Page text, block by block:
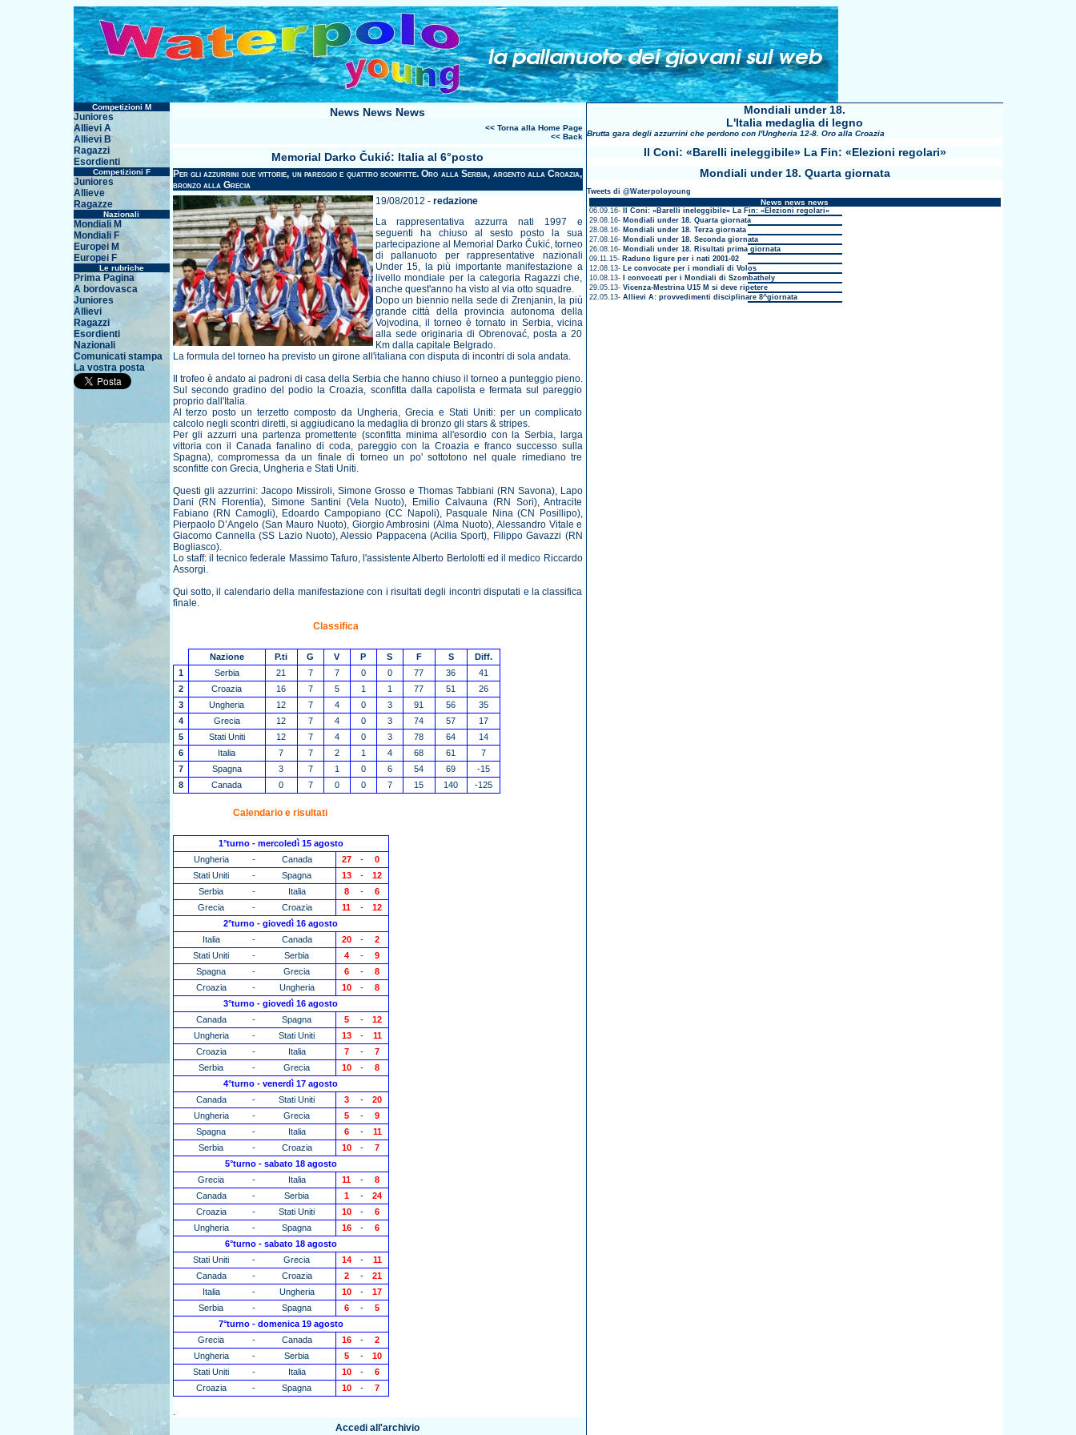
Competizioni M
Juniores
Allievi A
Allievi B
Ragazzi
Esordienti
Competizioni F
Juniores
Allieve
Ragazze
Nazionali
Mondiali M
Mondiali F
Europei M
Europei F
Le rubriche
Prima Pagina
A bordovasca
Juniores
Allievi
Ragazzi
Esordienti
Nazionali
Comunicati stampa
La vostra posta
News News News
<< Torna alla Home Page
<< Back
Memorial Darko Čukić: Italia al 6°posto
Per gli azzurrini due vittorie, un pareggio e quattro sconfitte. Oro alla Serbia, argento alla Croazia,
bronzo alla Grecia
19/08/2012 - redazione
La rappresentativa azzurra nati 1997 e
seguenti ha chiuso al sesto posto la sua
partecipazione al Memorial Darko Čukić, torneo
di pallanuoto per rappresentative nazionali
Under 15, la più importante manifestazione a
livello mondiale per la categoria Ragazzi che,
anche quest'anno ha visto al via otto squadre.
Dopo un biennio nella sede di Zrenjanin, la più
grande città della provincia autonoma della
Vojvodina, il torneo è tornato in Serbia, vicina
alla sede originaria di Obrenovać, posta a 20
Km dalla capitale Belgrado.
La formula del torneo ha previsto un girone all'italiana con disputa di incontri di sola andata.
Il trofeo è andato ai padroni di casa della Serbia che hanno chiuso il torneo a punteggio pieno.
Sul secondo gradino del podio la Croazia, sconfitta dalla capolista e fermata sul pareggio
proprio dall'Italia.
Al terzo posto un terzetto composto da Ungheria, Grecia e Stati Uniti: per un complicato
calcolo negli scontri diretti, si aggiudicano la medaglia di bronzo gli stars & stripes.
Per gli azzurri una partenza promettente (sconfitta minima all'esordio con la Serbia, larga
vittoria con il Canada fanalino di coda, pareggio con la Croazia e franco successo sulla
Spagna), compromessa da un finale di torneo un po' sottotono nel quale rimediano tre
sconfitte con Grecia, Ungheria e Stati Uniti.
Questi gli azzurrini: Jacopo Missiroli, Simone Grosso e Thomas Tabbiani (RN Savona), Lapo
Dani (RN Florentia), Simone Santini (Vela Nuoto), Emilio Calvauna (RN Sori), Antracite
Fabiano (RN Camogli), Edoardo Campopiano (CC Napoli), Pasquale Nina (CN Posillipo),
Pierpaolo D’Angelo (San Mauro Nuoto), Giorgio Ambrosini (Alma Nuoto), Alessandro Vitale e
Giacomo Cannella (SS Lazio Nuoto), Alessio Pappacena (Acilia Sport), Filippo Gavazzi (RN
Bogliasco).
Lo staff: il tecnico federale Massimo Tafuro, l'assistente Alberto Bertolotti ed il medico Riccardo
Assorgi.
Qui sotto, il calendario della manifestazione con i risultati degli incontri disputati e la classifica
finale.
Classifica
Nazione P.ti G V P S F S
Diff.
1
Serbia 21 7 7 0 0 77 36
41
2
Croazia 16 7 5 1 1 77 51
26
3
Ungheria 12 7 4 0 3 91 56
35
4
Grecia 12 7 4 0 3 74 57
17
5
Stati Uniti 12 7 4 0 3 78 64
14
6
Italia 7 7 2 1 4 68 61
7
7
Spagna 3 7 1 0 6 54 69
-15
8
Canada 0 7 0 0 7 15 140 -125
Calendario e risultati
1°turno - mercoledì 15 agosto
Ungheria
- Canada 27 -
0
Stati Uniti
- Spagna 13 -
12
Serbia
- Italia 8 -
6
Grecia
- Croazia 11 -
12
2°turno - giovedì 16 agosto
Italia
- Canada 20 -
2
Stati Uniti
- Serbia 4 -
9
Spagna
- Grecia 6 -
8
Croazia
- Ungheria 10 -
8
3°turno - giovedì 16 agosto
Canada
- Spagna 5 -
12
Ungheria
- Stati Uniti 13 -
11
Croazia
- Italia 7 -
7
Serbia
- Grecia 10 -
8
4°turno - venerdì 17 agosto
Canada
- Stati Uniti 3 -
20
Ungheria
- Grecia 5 -
9
Spagna
- Italia 6 -
11
Serbia
- Croazia 10 -
7
5°turno - sabato 18 agosto
Grecia
- Italia 11 -
8
Canada
- Serbia 1 -
24
Croazia
- Stati Uniti 10 -
6
Ungheria
- Spagna 16 -
6
6°turno - sabato 18 agosto
Stati Uniti
- Grecia 14 -
11
Canada
- Croazia 2 -
21
Italia
- Ungheria 10 -
17
Serbia
- Spagna 6 -
5
7°turno - domenica 19 agosto
Grecia
- Canada 16 -
2
Ungheria
- Serbia 5 -
10
Stati Uniti
- Italia 10 -
6
Croazia
- Spagna 10 - 7
.
Accedi all'archivio
Mondiali under 18.
L'Italia medaglia di legno
Brutta gara degli azzurrini che perdono con l'Ungheria 12-8. Oro alla Croazia
Il Coni: «Barelli ineleggibile» La Fin: «Elezioni regolari»
Mondiali under 18. Quarta giornata
Tweets di @Waterpoloyoung
News news news
06.09.16-
Il Coni: «Barelli ineleggibile» La Fin: «Elezioni regolari»
29.08.16- Mondiali under 18. Quarta giornata
28.08.16- Mondiali under 18. Terza giornata
27.08.16- Mondiali under 18. Seconda giornata
26.08.16- Mondiali under 18. Risultati prima giornata
09.11.15- Raduno ligure per i nati 2001-02
12.08.13- Le convocate per i mondiali di Volos
10.08.13-
I convocati per i Mondiali di Szombathely
29.05.13- Vicenza-Mestrina U15 M si deve ripetere
22.05.13- Allievi A: provvedimenti disciplinare 8^giornata